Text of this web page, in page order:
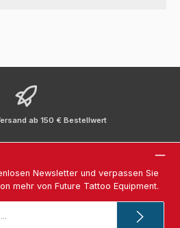
ab 150 € Bestellwert
Newsletter und verpassen Sie
mehr von Future Tattoo Equipment.